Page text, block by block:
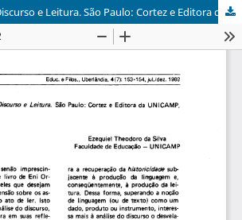
ORLANDI, Eni P. Discurso e Leitura. São Paulo: Cortez e Editora da UNICAMP, 1988. 118p.